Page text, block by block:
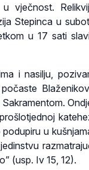
vječnost.
Stepinca u
u 17 sati
i nasilju,
u
(usp. Iv 15, 12).